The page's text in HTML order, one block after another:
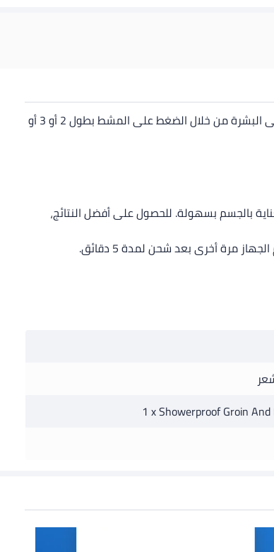
تم تصميم Series 5000 لحلاقة الشعر من دون المساومة على راحة البشرة. استخدم آلة الحلاقة بتقنية اتباع المنحنيات 2D أو أداة التشذيب الناعمة على البشرة من خلال الضغط على المشط بطول 2 أو 3 أو
بالجسم بسهولة. للحصول على أفضل النتائج،
1 x Showerproof Groin